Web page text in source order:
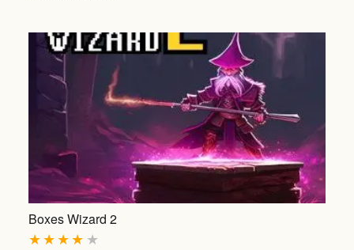
Boxes Wizard 2
★
★
★
★
★